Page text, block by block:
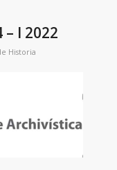
I 2022
Historia